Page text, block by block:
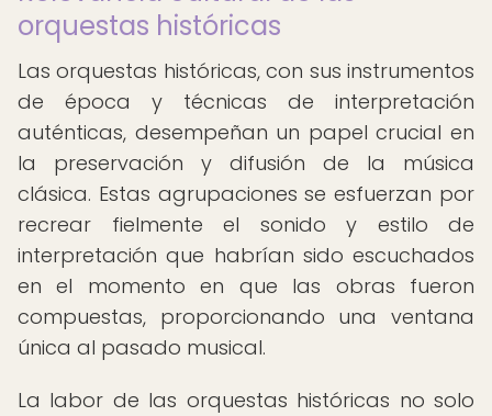
orquestas históricas
Las orquestas históricas, con sus instrumentos
de época y técnicas de interpretación
auténticas, desempeñan un papel crucial en
la preservación y difusión de la música
clásica. Estas agrupaciones se esfuerzan por
recrear fielmente el sonido y estilo de
interpretación que habrían sido escuchados
en el momento en que las obras fueron
compuestas, proporcionando una ventana
única al pasado musical.
La labor de las orquestas históricas no solo